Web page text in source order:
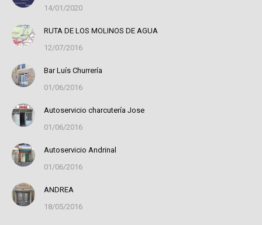
14/01/2020
RUTA DE LOS MOLINOS DE AGUA
12/07/2016
Bar Luís Churrería
01/06/2016
Autoservicio charcutería Jose
01/06/2016
Autoservicio Andrinal
01/06/2016
ANDREA
18/05/2016